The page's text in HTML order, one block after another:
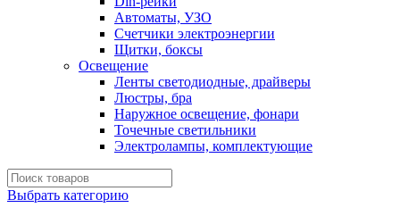
Автоматы, УЗО
Счетчики электроэнергии
Щитки, боксы
Освещение
Ленты светодиодные, драйверы
Люстры, бра
Наружное освещение, фонари
Точечные светильники
Электролампы, комплектующие
Выбрать категорию